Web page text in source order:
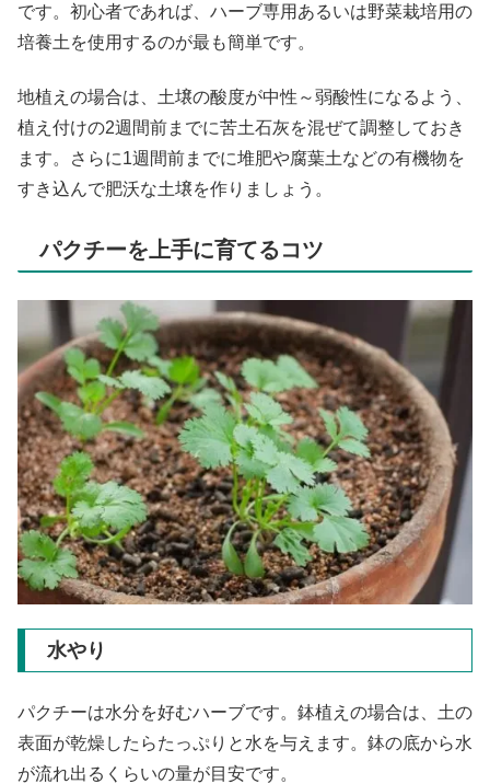
です。初心者であれば、ハーブ専用あるいは野菜栽培用の
培養土を使用するのが最も簡単です。
地植えの場合は、土壌の酸度が中性～弱酸性になるよう、
植え付けの2週間前までに苦土石灰を混ぜて調整しておき
ます。さらに1週間前までに堆肥や腐葉土などの有機物を
すき込んで肥沃な土壌を作りましょう。
パクチーを上手に育てるコツ
水やり
パクチーは水分を好むハーブです。鉢植えの場合は、土の
表面が乾燥したらたっぷりと水を与えます。鉢の底から水
が流れ出るくらいの量が目安です。